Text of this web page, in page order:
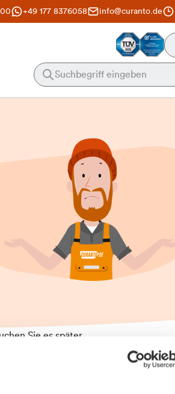
+49 177 8376058 info@curanto.de
Sie es später